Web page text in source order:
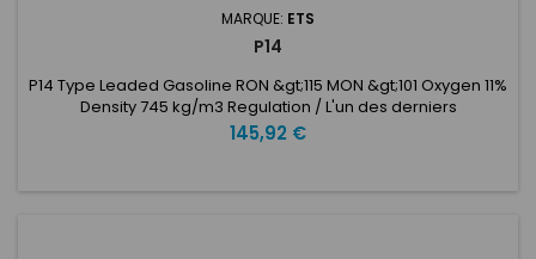
MARQUE: ETS
P14
P14 Type Leaded Gasoline RON &gt;115 MON &gt;101 Oxygen 11%
Density 745 kg/m3 Regulation / L'un des derniers
développements de carburants au plomb réalisés par ETS
Racing Fuels. Ce carburant a montré des gains cruciaux en
Prix
145,92 €